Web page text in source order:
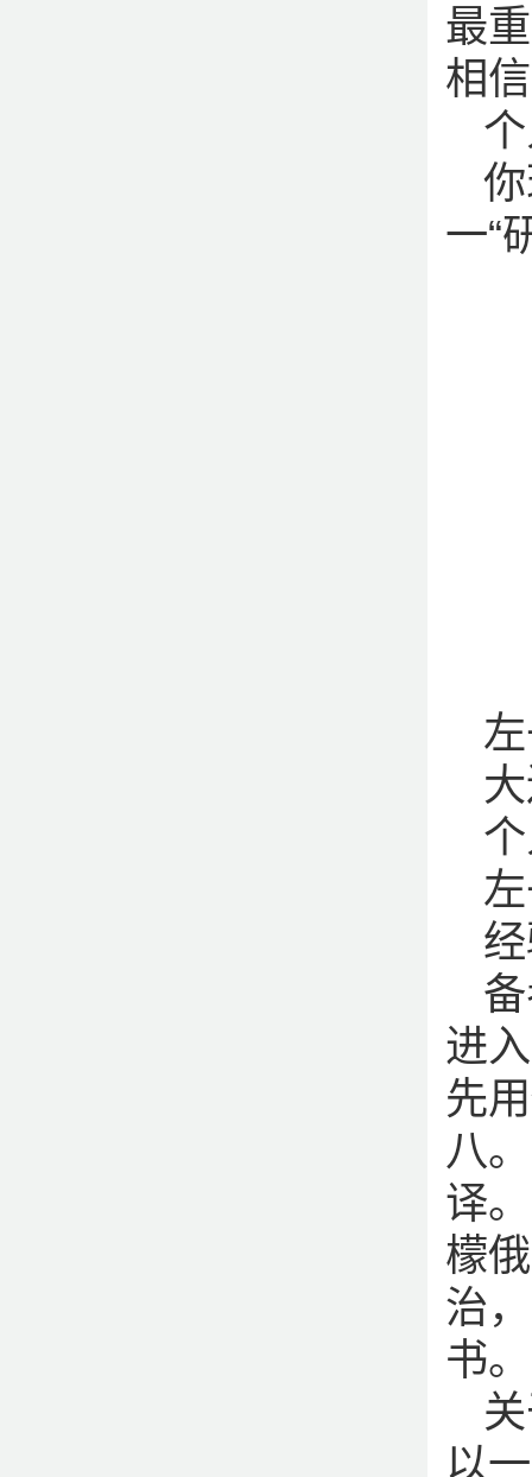
最
相
一“
进
先
八
译
檬
治
书
以